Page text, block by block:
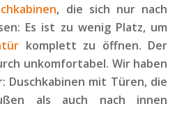
, die sich nur nach
Es ist zu wenig Platz, um
komplett zu öffnen. Der
unkomfortabel. Wir haben
Duschkabinen mit Türen, die
als auch nach innen